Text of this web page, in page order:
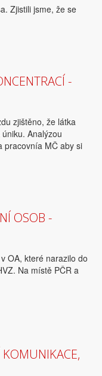
Zjistili jsme, že se
-
zjištěno, že látka
Analýzou
pracovnía MČ aby si
OSOB -
OA, které narazilo do
Na místě PČR a